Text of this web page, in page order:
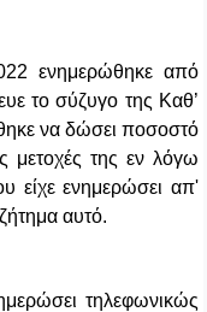
ενημερώθηκε από
το σύζυγο της Καθ’
να δώσει ποσοστό
μετοχές της εν λόγω
είχε ενημερώσει απ'
αυτό.
τηλεφωνικώς